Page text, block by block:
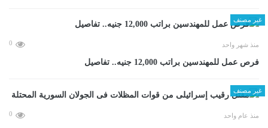
غير مصنف
منذ شهر واحد 0
فرص عمل للمهندسين براتب 12,000 جنيه.. تفاصيل
غير مصنف
منذ عام واحد 0